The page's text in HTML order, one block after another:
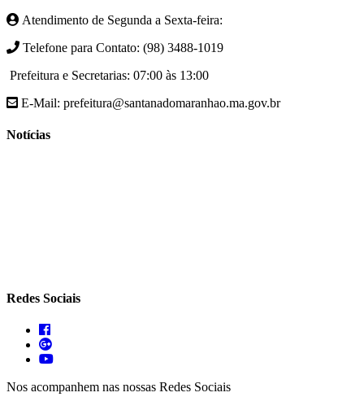
Atendimento de Segunda a Sexta-feira:
Telefone para Contato: (98) 3488-1019
Prefeitura e Secretarias: 07:00 às 13:00
E-Mail: prefeitura@santanadomaranhao.ma.gov.br
Notícias
Redes Sociais
Nos acompanhem nas nossas Redes Sociais